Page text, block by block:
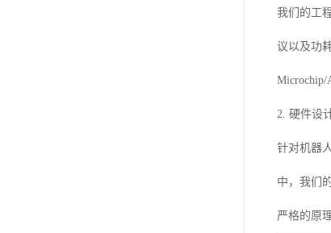
我们的工
议以及功
Microchip/
2. 硬件设
针对机器
中，我们
严格的原